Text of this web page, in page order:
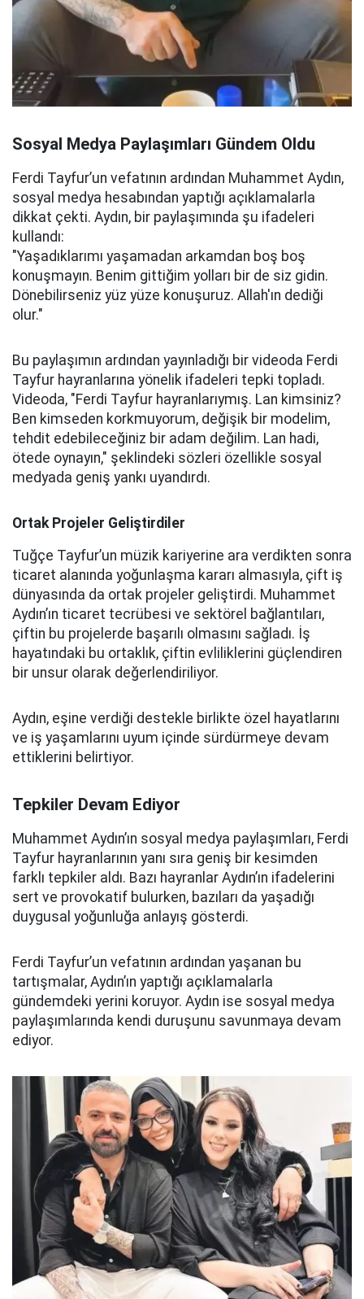
Sosyal Medya Paylaşımları Gündem Oldu
Ferdi Tayfur’un vefatının ardından Muhammet Aydın,
sosyal medya hesabından yaptığı açıklamalarla
dikkat çekti. Aydın, bir paylaşımında şu ifadeleri
kullandı:
"Yaşadıklarımı yaşamadan arkamdan boş boş
konuşmayın. Benim gittiğim yolları bir de siz gidin.
Dönebilirseniz yüz yüze konuşuruz. Allah'ın dediği
olur."
Bu paylaşımın ardından yayınladığı bir videoda Ferdi
Tayfur hayranlarına yönelik ifadeleri tepki topladı.
Videoda, "Ferdi Tayfur hayranlarıymış. Lan kimsiniz?
Ben kimseden korkmuyorum, değişik bir modelim,
tehdit edebileceğiniz bir adam değilim. Lan hadi,
ötede oynayın," şeklindeki sözleri özellikle sosyal
medyada geniş yankı uyandırdı.
Ortak Projeler Geliştirdiler
Tuğçe Tayfur’un müzik kariyerine ara verdikten sonra
ticaret alanında yoğunlaşma kararı almasıyla, çift iş
dünyasında da ortak projeler geliştirdi. Muhammet
Aydın’ın ticaret tecrübesi ve sektörel bağlantıları,
çiftin bu projelerde başarılı olmasını sağladı. İş
hayatındaki bu ortaklık, çiftin evliliklerini güçlendiren
bir unsur olarak değerlendiriliyor.
Aydın, eşine verdiği destekle birlikte özel hayatlarını
ve iş yaşamlarını uyum içinde sürdürmeye devam
ettiklerini belirtiyor.
Tepkiler Devam Ediyor
Muhammet Aydın’ın sosyal medya paylaşımları, Ferdi
Tayfur hayranlarının yanı sıra geniş bir kesimden
farklı tepkiler aldı. Bazı hayranlar Aydın’ın ifadelerini
sert ve provokatif bulurken, bazıları da yaşadığı
duygusal yoğunluğa anlayış gösterdi.
Ferdi Tayfur’un vefatının ardından yaşanan bu
tartışmalar, Aydın’ın yaptığı açıklamalarla
gündemdeki yerini koruyor. Aydın ise sosyal medya
paylaşımlarında kendi duruşunu savunmaya devam
ediyor.